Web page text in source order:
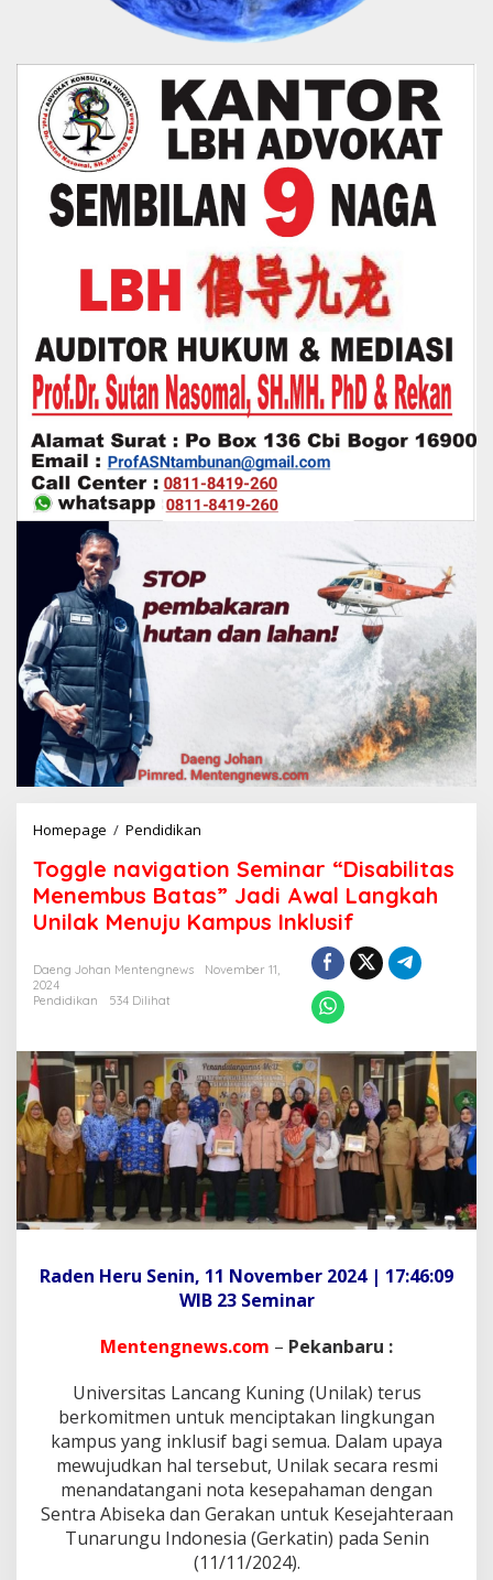
Homepage / Pendidikan
g
g
l
e
a
a
t
i
o
n
S
e
m
i
n
D
s
b
i
l
i
t
a
s
M
e
n
Toggle navigation Seminar “Disabilitas
Menembus Batas” Jadi Awal Langkah
Unilak Menuju Kampus Inklusif
Daeng Johan Mentengnews
November 11,
2024
Pendidikan
534 Dilihat
Raden Heru Senin, 11 November 2024 | 17:46:09
WIB 23 Seminar
Mentengnews.com – Pekanbaru :
Universitas Lancang Kuning (Unilak) terus
berkomitmen untuk menciptakan lingkungan
kampus yang inklusif bagi semua. Dalam upaya
mewujudkan hal tersebut, Unilak secara resmi
menandatangani nota kesepahaman dengan
Sentra Abiseka dan Gerakan untuk Kesejahteraan
Tunarungu Indonesia (Gerkatin) pada Senin
(11/11/2024).